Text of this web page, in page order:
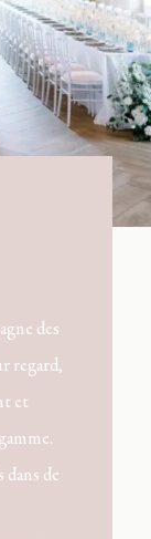
des
regard,
et
de